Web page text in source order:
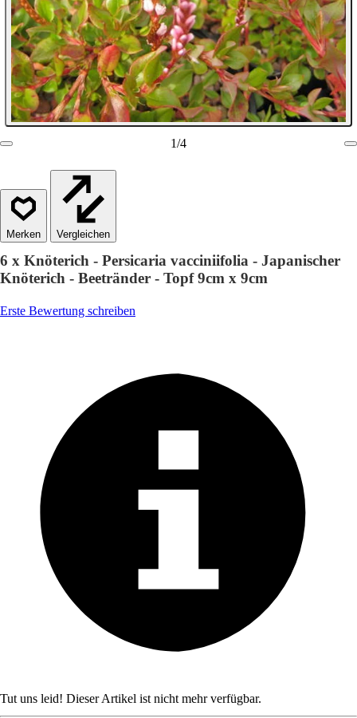
1/4
Vergleichen
6 x Knöterich - Persicaria vacciniifolia - Japanischer
Knöterich - Beetränder - Topf 9cm x 9cm
Erste Bewertung schreiben
Tut uns leid! Dieser Artikel ist nicht mehr verfügbar.